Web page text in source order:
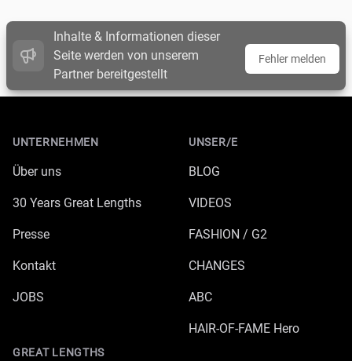
Inhalte & Informationen dieser
Seite werden von unserem
Partner bereitgestellt
Fehler melden
UNTERNEHMEN
Über uns
30 Years Great Lengths
Presse
Kontakt
JOBS
GREAT LENGTHS
UNSER/E
BLOG
VIDEOS
FASHION / G2
CHANGES
ABC
HAIR-OF-FAME Hero